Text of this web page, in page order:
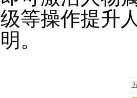
级等操作提升
明。